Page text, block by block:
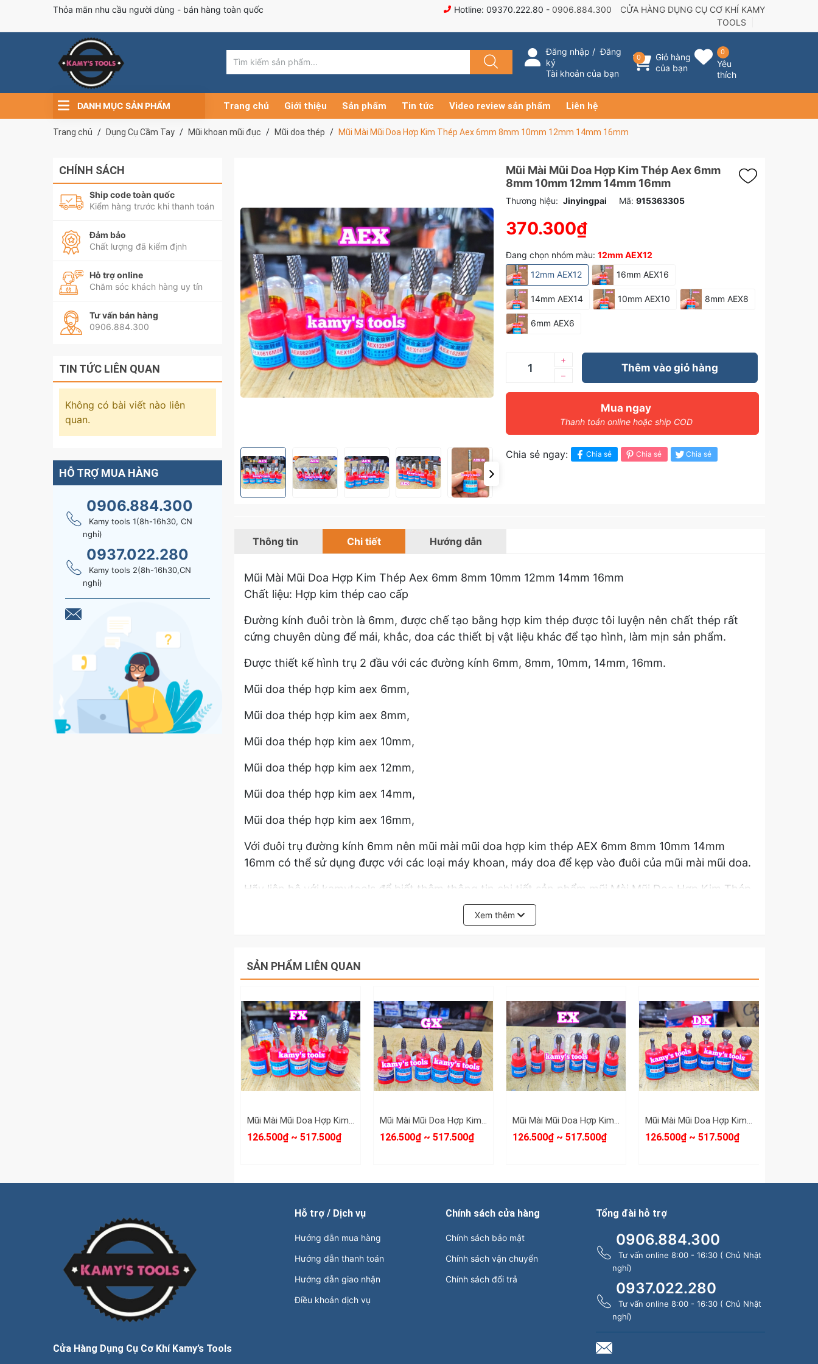
Thỏa mãn nhu cầu người dùng - bán hàng toàn quốc Hotline: 09370.222.80 - 0906.884.300
CỬA HÀNG DỤNG CỤ CƠ KHÍ KAMY
TOOLS
Đăng nhập /Đăng
ký
Tài khoản của bạn
0
Giỏ hàng
của bạn
0
Yêu
thích
DANH MỤC SẢN PHẨM Trang chủ Giới thiệu Sản phẩm Tin tức Video review sản phẩm Liên hệ
Trang chủ Dụng Cụ Cầm Tay Mũi khoan mũi đục Mũi doa thép Mũi Mài Mũi Doa Hợp Kim Thép Aex 6mm 8mm 10mm 12mm 14mm 16mm
Mũi Mài Mũi Doa Hợp Kim Thép Aex 6mm
8mm 10mm 12mm 14mm 16mm
Thương hiệu: Jinyingpai Mã: 915363305
370.300₫
Đang chọn nhóm màu: 12mm AEX12
12mm AEX12
16mm AEX16
14mm AEX14 10mm AEX10 8mm AEX8
6mm AEX6
–
+
Thêm vào giỏ hàng
Mua ngay
Thanh toán online hoặc ship COD
Chia sẻ ngay: Chia sẻ Chia sẻ Chia sẻ
Thông tin Chi tiết Hướng dẫn
Mũi Mài Mũi Doa Hợp Kim Thép Aex 6mm 8mm 10mm 12mm 14mm 16mm
Chất liệu: Hợp kim thép cao cấp
Đường kính đuôi tròn là 6mm, được chế tạo bằng hợp kim thép được tôi luyện nên chất thép rất
cứng chuyên dùng để mái, khắc, doa các thiết bị vật liệu khác để tạo hình, làm mịn sản phẩm.
Được thiết kế hình trụ 2 đầu với các đường kính 6mm, 8mm, 10mm, 14mm, 16mm.
Mũi doa thép hợp kim aex 6mm,
Mũi doa thép hợp kim aex 8mm,
Mũi doa thép hợp kim aex 10mm,
Mũi doa thép hợp kim aex 12mm,
Mũi doa thép hợp kim aex 14mm,
Mũi doa thép hợp kim aex 16mm,
Với đuôi trụ đường kính 6mm nên mũi mài mũi doa hợp kim thép AEX 6mm 8mm 10mm 14mm
16mm có thể sử dụng được với các loại máy khoan, máy doa để kẹp vào đuôi của mũi mài mũi doa.
Hãy liên hệ với kamytools để biết thêm thông tin chi tiết sản phẩm mũi Mài Mũi Doa Hợp Kim Thép
Xem thêm
SẢN PHẨM LIÊN QUAN
Mũi Mài Mũi Doa Hợp Kim Thép Fx 6mm 8mm 10mm 12mm 14mm 16mm
126.500₫ ~ 517.500₫
Mũi Mài Mũi Doa Hợp Kim Thép Gx 6mm 8mm 10mm 14mm 16mm
126.500₫ ~ 517.500₫
Mũi Mài Mũi Doa Hợp Kim Thép Jinyingpai Ex 6mm 8mm 10mm 14mm 16mm
126.500₫ ~ 517.500₫
Mũi Mài Mũi Doa Hợp Kim Thép Dx 6mm 8mm 10mm 14mm 16mm
126.500₫ ~ 517.500₫
CHÍNH SÁCH
Ship code toàn quốc
Kiểm hàng trước khi thanh toán
Đảm bảo
Chất lượng đã kiểm định
Hỗ trợ online
Chăm sóc khách hàng uy tín
Tư vấn bán hàng
0906.884.300
TIN TỨC LIÊN QUAN
Không có bài viết nào liên
quan.
HỖ TRỢ MUA HÀNG
0906.884.300
Kamy tools 1(8h-16h30, CN
nghỉ)
0937.022.280
Kamy tools 2(8h-16h30,CN
nghỉ)
Cửa Hàng Dụng Cụ Cơ Khí Kamy’s Tools
Hỗ trợ / Dịch vụ
Hướng dẫn mua hàng
Hướng dẫn thanh toán
Hướng dẫn giao nhận
Điều khoản dịch vụ
Chính sách cửa hàng
Chính sách bảo mật
Chính sách vận chuyển
Chính sách đổi trả
Tổng đài hỗ trợ
0906.884.300
Tư vấn online 8:00 - 16:30 ( Chủ Nhật
nghỉ)
0937.022.280
Tư vấn online 8:00 - 16:30 ( Chủ Nhật
nghỉ)